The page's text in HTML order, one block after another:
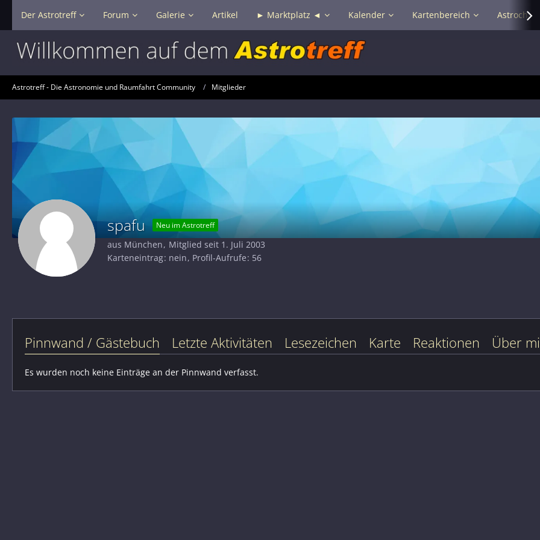
Der Astrotreff Forum Galerie Artikel ► Marktplatz ◄ Kalender Kartenbereich Astrochat
Astrotreff - Die Astronomie und Raumfahrt Community Mitglieder
spafu Neu im Astrotreff
aus München
Mitglied seit 1. Juli 2003
Karteneintrag nein Profil-Aufrufe 56
Pinnwand / Gästebuch Letzte Aktivitäten Lesezeichen Karte Reaktionen Über
Es wurden noch keine Einträge an der Pinnwand verfasst.